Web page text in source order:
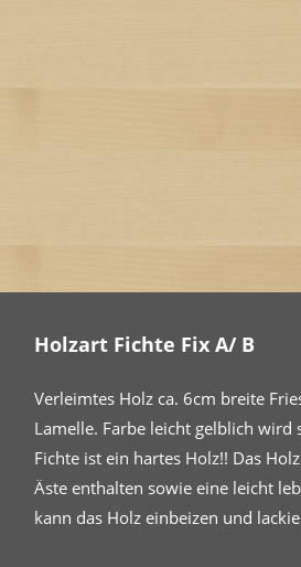
Holzart Fichte Fix A/ B
Verleimtes Holz ca. 6cm breite
Lamelle. Farbe leicht gelblich wird
Fichte ist ein hartes Holz!! Das
Äste enthalten sowie eine leicht
kann das Holz einbeizen und